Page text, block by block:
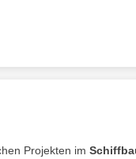
Projekten im